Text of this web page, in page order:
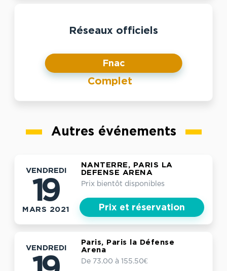
Réseaux officiels
Fnac
Complet
Autres événements
VENDREDI
19
MARS 2021
NANTERRE, PARIS LA
DEFENSE ARENA
Prix bientôt disponibles
Prix et réservation
VENDREDI
Paris, Paris la Défense
Arena
De 73.00 à 155.50€